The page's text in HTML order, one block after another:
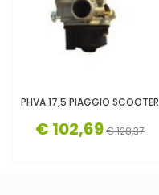
PHVA 17,5 PIAGGIO SCOOTER
€ 102,69€ 128,37